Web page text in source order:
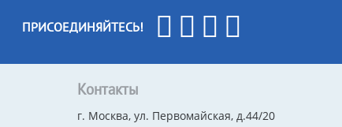
ПРИСОЕДИНЯЙТЕСЬ!
Контакты
г. Москва, ул. Первомайская, д.44/20